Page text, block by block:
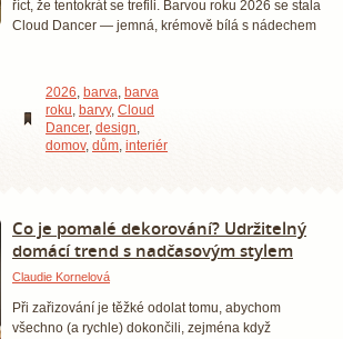
říct, že tentokrát se trefili. Barvou roku 2026 se stala
Cloud Dancer — jemná, krémově bílá s nádechem
2026, barva, barva
roku, barvy, Cloud
Dancer, design,
domov, dům, interiér
Co je pomalé dekorování? Udržitelný
domácí trend s nadčasovým stylem
Claudie Kornelová
Při zařizování je těžké odolat tomu, abychom
všechno (a rychle) dokončili, zejména když